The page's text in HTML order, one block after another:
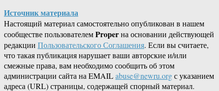
Источник материала
Настоящий материал самостоятельно опубликован в нашем
сообществе пользователемProperна основании действующей
редакции Пользовательского Соглашения. Если вы считаете,
что такая публикация нарушает ваши авторские и/или
смежные права, вам необходимо сообщить об этом
администрации сайта на EMAILabuse@newru.orgс указанием
адреса (URL) страницы, содержащей спорный материал.